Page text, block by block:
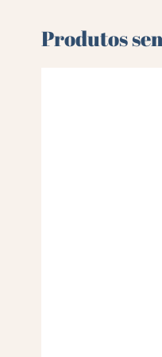
Produtos